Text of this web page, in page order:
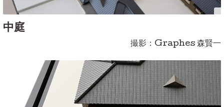
中庭
撮影：Graphes 森賢一